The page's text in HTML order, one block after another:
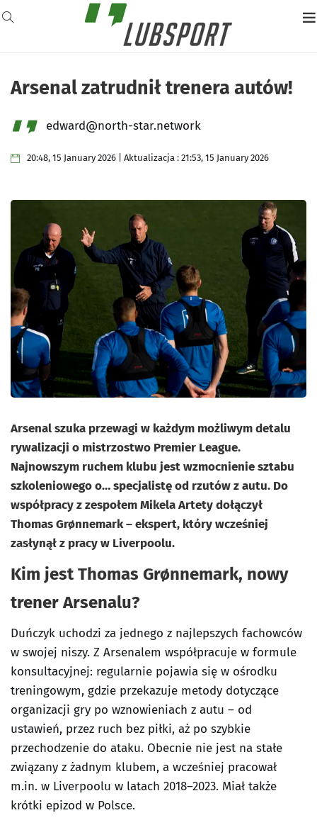
Arsenal zatrudnił trenera autów!
edward@north-star.network
20:48, 15 January 2026 | Aktualizacja : 21:53, 15 January 2026
Arsenal szuka przewagi w każdym możliwym detalu
rywalizacji o mistrzostwo Premier League.
Najnowszym ruchem klubu jest wzmocnienie sztabu
szkoleniowego o… specjalistę od rzutów z autu. Do
współpracy z zespołem Mikela Artety dołączył
Thomas Grønnemark – ekspert, który wcześniej
zasłynął z pracy w Liverpoolu.
Kim jest Thomas Grønnemark, nowy
trener Arsenalu?
Duńczyk uchodzi za jednego z najlepszych fachowców
w swojej niszy. Z Arsenalem współpracuje w formule
konsultacyjnej: regularnie pojawia się w ośrodku
treningowym, gdzie przekazuje metody dotyczące
organizacji gry po wznowieniach z autu – od
ustawień, przez ruch bez piłki, aż po szybkie
przechodzenie do ataku. Obecnie nie jest na stałe
związany z żadnym klubem, a wcześniej pracował
m.in. w Liverpoolu w latach 2018–2023. Miał także
krótki epizod w Polsce.